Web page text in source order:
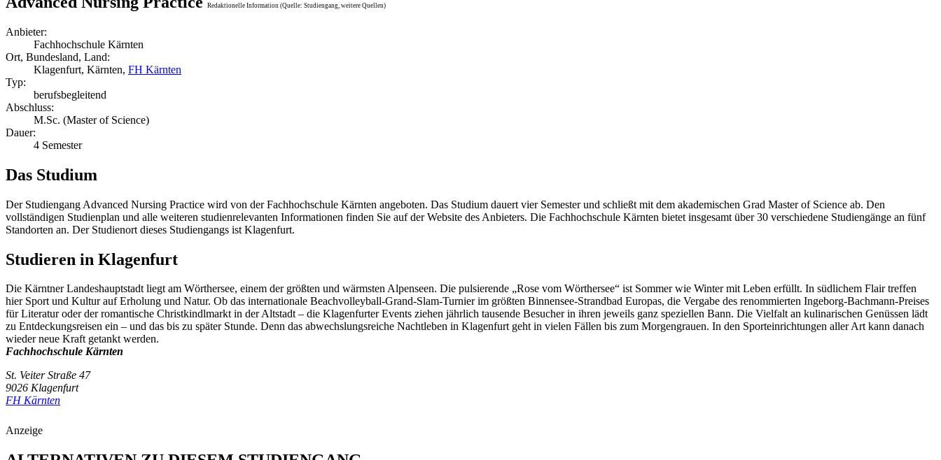
Redaktionelle Information (Quelle: Studiengang, weitere Quellen)
Anbieter:
Fachhochschule Kärnten
Ort, Bundesland, Land:
Klagenfurt, Kärnten, FH Kärnten
Typ:
berufsbegleitend
Abschluss:
M.Sc. (Master of Science)
Dauer:
4 Semester
Das Studium
Der Studiengang Advanced Nursing Practice wird von der Fachhochschule Kärnten angeboten. Das Studium dauert vier Semester und schließt mit dem akademischen Grad Master of Science ab. Den
vollständigen Studienplan und alle weiteren studienrelevanten Informationen finden Sie auf der Website des Anbieters. Die Fachhochschule Kärnten bietet insgesamt über 30 verschiedene Studiengänge an fünf
Standorten an. Der Studienort dieses Studiengangs ist Klagenfurt.
Studieren in Klagenfurt
Die Kärntner Landeshauptstadt liegt am Wörthersee, einem der größten und wärmsten Alpenseen. Die pulsierende „Rose vom Wörthersee“ ist Sommer wie Winter mit Leben erfüllt. In südlichem Flair treffen
hier Sport und Kultur auf Erholung und Natur. Ob das internationale Beachvolleyball-Grand-Slam-Turnier im größten Binnensee-Strandbad Europas, die Vergabe des renommierten Ingeborg-Bachmann-Preises
für Literatur oder der romantische Christkindlmarkt in der Altstadt – die Klagenfurter Events ziehen jährlich tausende Besucher in ihren jeweils ganz speziellen Bann. Die Vielfalt an kulinarischen Genüssen lädt
zu Entdeckungsreisen ein – und das bis zu später Stunde. Denn das abwechslungsreiche Nachtleben in Klagenfurt geht in vielen Fällen bis zum Morgengrauen. In den Sporteinrichtungen aller Art kann danach
wieder neue Kraft getankt werden.
Fachhochschule Kärnten
St. Veiter Straße 47
9026 Klagenfurt
FH Kärnten
Anzeige